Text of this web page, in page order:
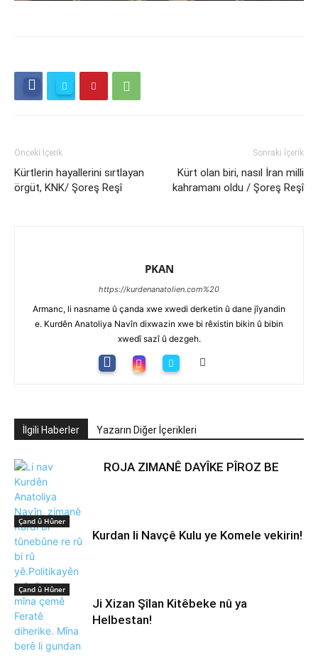
Önceki İçerik
Kürtlerin hayallerini sırtlayan
örgüt, KNK/ Şoreş Reşî
Sonraki İçerik
Kürt olan biri, nasıl İran milli
kahramanı oldu / Şoreş Reşî
PKAN
https://kurdenanatolien.com%20
Armanc, li nasname û çanda xwe xwedi derketin û dane jîyandin
e. Kurdên Anatoliya Navîn dixwazin xwe bi rêxistin bikin û bibin
xwedî sazî û dezgeh.
İlgili Haberler Yazarın Diğer İçerikleri
ROJA ZIMANÊ DAYÎKE PÎROZ BE
Çand û Hûner
Kurdan li Navçê Kulu ye Komele vekirin!
Çand û Hûner
Ji Xizan Şîlan Kitêbeke nû ya
Helbestan!